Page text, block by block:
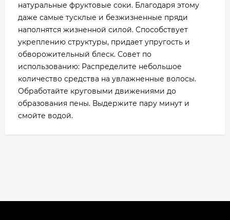
натуральные фруктовые соки. Благодаря этому
даже самые тусклые и безжизненные пряди
наполнятся жизненной силой. Способствует
укреплению структуры, придает упругость и
обворожительный блеск. Совет по
использованию: Распределите небольшое
количество средства на увлажненные волосы.
Обработайте круговыми движениями до
образования пены. Выдержите пару минут и
смойте водой.